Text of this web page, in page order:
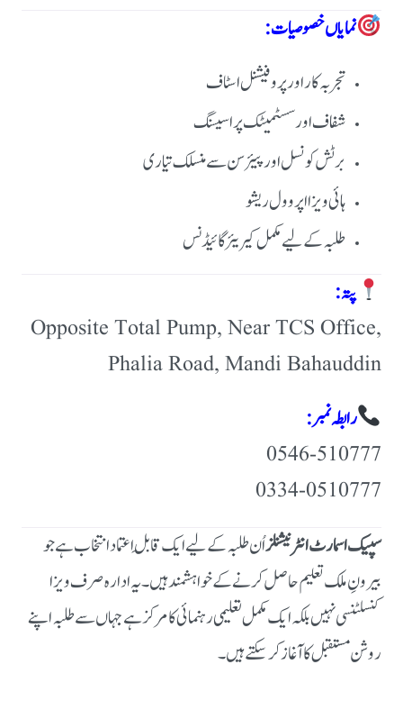
نمایاں خصوصیات:
تجربہ کار اور پروفیشنل اسٹاف
شفاف اور سسٹمیٹک پراسیسنگ
برٹش کونسل اور پیئرسن سے منسلک تیاری
ہائی ویزا اپروول ریشو
طلبہ کے لیے مکمل کیریئر گائیڈنس
پتہ:
Opposite Total Pump, Near TCS Office,
Phalia Road, Mandi Bahauddin
رابطہ نمبر:
0546-510777
0334-0510777
سپیک اسمارٹ انٹرنیشنلزاُن طلبہ کے لیے ایک قابلِ اعتماد انتخاب ہے جو
بیرونِ ملک تعلیم حاصل کرنے کے خواہشمند ہیں۔ یہ ادارہ صرف ویزا
کنسلٹنسی نہیں بلکہ ایک مکمل تعلیمی رہنمائی کا مرکز ہے جہاں سے طلبہ اپنے
روشن مستقبل کا آغاز کر سکتے ہیں۔